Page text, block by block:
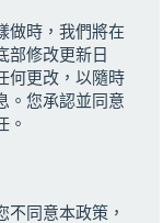
做時，我們將在
部修改更新日
何更改，以隨時
。您承認並同意
。
同意本政策，